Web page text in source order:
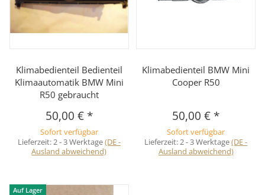
Klimabedienteil Bedienteil
Klimaautomatik BMW Mini
R50 gebraucht
50,00 € *
Sofort verfügbar
Lieferzeit:2 - 3 Werktage(DE -
Ausland abweichend)
Klimabedienteil BMW Mini
Cooper R50
50,00 € *
Sofort verfügbar
Lieferzeit:2 - 3 Werktage(DE -
Ausland abweichend)
Auf Lager